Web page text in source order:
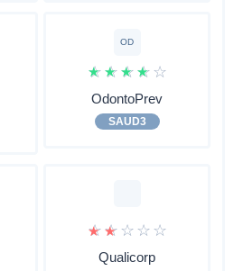
OD
☆ ☆ ☆ ☆ ☆
OdontoPrev
SAUD3
☆ ☆ ☆ ☆ ☆
Qualicorp